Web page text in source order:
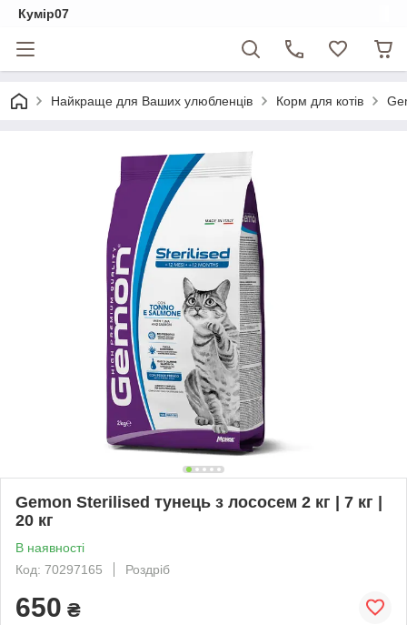
Кумір07
Найкраще для Ваших улюбленців Корм для котів
Gemon Sterilised тунeць з лососем 2 кг | 7 кг |
20 кг
В наявності
Код: 70297165
Роздріб
650 ₴